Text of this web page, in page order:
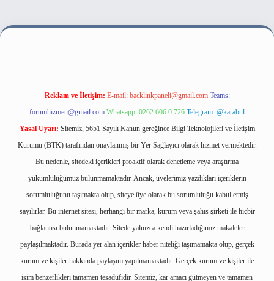
Reklam ve İletişim: E-mail: backlinkpaneli@gmail.com Teams:
forumhizmeti@gmail.com Whatsapp: 0262 606 0 726 Telegram: @karabul
Yasal Uyarı: Sitemiz, 5651 Sayılı Kanun gereğince Bilgi Teknolojileri ve İletişim
Kurumu (BTK) tarafından onaylanmış bir Yer Sağlayıcı olarak hizmet vermektedir.
Bu nedenle, sitedeki içerikleri proaktif olarak denetleme veya araştırma
yükümlülüğümüz bulunmamaktadır. Ancak, üyelerimiz yazdıkları içeriklerin
sorumluluğunu taşımakta olup, siteye üye olarak bu sorumluluğu kabul etmiş
sayılırlar. Bu internet sitesi, herhangi bir marka, kurum veya şahıs şirketi ile hiçbir
bağlantısı bulunmamaktadır. Sitede yalnızca kendi hazırladığımız makaleler
paylaşılmaktadır. Burada yer alan içerikler haber niteliği taşımamakta olup, gerçek
kurum ve kişiler hakkında paylaşım yapılmamaktadır. Gerçek kurum ve kişiler ile
isim benzerlikleri tamamen tesadüfidir. Sitemiz, kar amacı gütmeyen ve tamamen